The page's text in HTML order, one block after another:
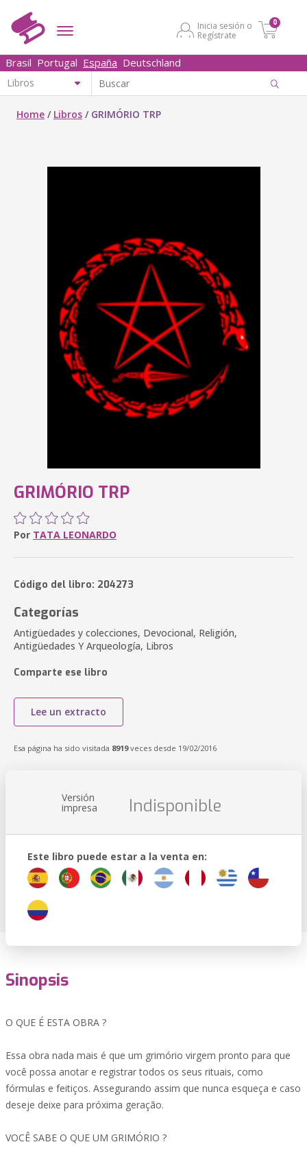
Inicia sesión o
Regístrate
0
Brasil Portugal España Deutschland
Home / Libros / GRIMÓRIO TRP
GRIMÓRIO TRP
Por TATA LEONARDO
Código del libro: 204273
Categorías
Antigüedades y colecciones, Devocional, Religión,
Antigüedades Y Arqueología, Libros
Comparte ese libro
Lee un extracto
Esa página ha sido visitada 8919veces desde 19/02/2016
Versión
impresa Indisponible
Este libro puede estar a la venta en:
Sinopsis
O QUE É ESTA OBRA ?
Essa obra nada mais é que um grimório virgem pronto para que
você possa anotar e registrar todos os seus rituais, como
fórmulas e feitiços. Assegurando assim que nunca esqueça e caso
deseje deixe para próxima geração.
VOCÊ SABE O QUE UM GRIMÓRIO ?